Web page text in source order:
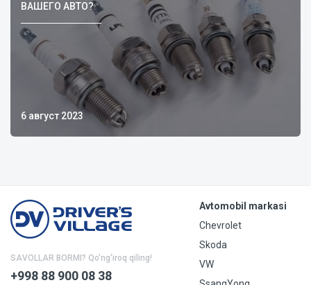
ВАШЕГО АВТО?
6 август 2023
SAVOLLAR BORMI? Qo'ng'iroq qiling!
+998 88 900 08 38
Avtomobil markasi
Chevrolet
Skoda
VW